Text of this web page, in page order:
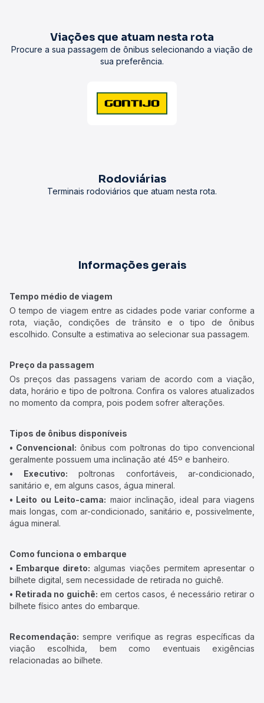
Viações que atuam nesta rota
Procure a sua passagem de ônibus selecionando a viação de
sua preferência.
Rodoviárias
Terminais rodoviários que atuam nesta rota.
Informações gerais
Tempo médio de viagem
O tempo de viagem entre as cidades pode variar conforme a
rota, viação, condições de trânsito e o tipo de ônibus
escolhido. Consulte a estimativa ao selecionar sua passagem.
Preço da passagem
Os preços das passagens variam de acordo com a viação,
data, horário e tipo de poltrona. Confira os valores atualizados
no momento da compra, pois podem sofrer alterações.
Tipos de ônibus disponíveis
• Convencional: ônibus com poltronas do tipo convencional
geralmente possuem uma inclinação até 45º e banheiro.
• Executivo: poltronas confortáveis, ar-condicionado,
sanitário e, em alguns casos, água mineral.
• Leito ou Leito-cama: maior inclinação, ideal para viagens
mais longas, com ar-condicionado, sanitário e, possivelmente,
água mineral.
Como funciona o embarque
• Embarque direto: algumas viações permitem apresentar o
bilhete digital, sem necessidade de retirada no guichê.
• Retirada no guichê: em certos casos, é necessário retirar o
bilhete físico antes do embarque.
Recomendação: sempre verifique as regras específicas da
viação escolhida, bem como eventuais exigências
relacionadas ao bilhete.